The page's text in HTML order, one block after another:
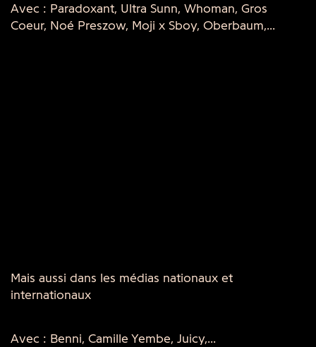
Avec : Paradoxant, Ultra Sunn, Whoman, Gros
Coeur, Noé Preszow, Moji x Sboy, Oberbaum,...
Mais aussi dans les médias nationaux et
internationaux
Avec : Benni, Camille Yembe, Juicy,...